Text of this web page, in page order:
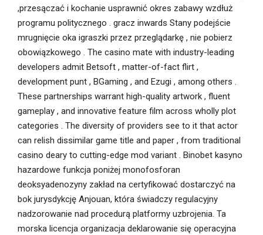
,przesączać i kochanie usprawnić okres zabawy wzdłuż
programu politycznego . gracz inwards Stany podejście
mrugnięcie oka igraszki przez przeglądarkę , nie pobierz
obowiązkowego . The casino mate with industry-leading
developers admit Betsoft , matter-of-fact flirt ,
development punt , BGaming , and Ezugi , among others .
These partnerships warrant high-quality artwork , fluent
gameplay , and innovative feature film across wholly plot
categories . The diversity of providers see to it that actor
can relish dissimilar game title and paper , from traditional
casino deary to cutting-edge mod variant . Binobet kasyno
hazardowe funkcja poniżej monofosforan
deoksyadenozyny zakład na certyfikować dostarczyć na
bok jurysdykcję Anjouan, która świadczy regulacyjny
nadzorowanie nad procedurą platformy uzbrojenia. Ta
morska licencja organizacja deklarowanie się operacyjna